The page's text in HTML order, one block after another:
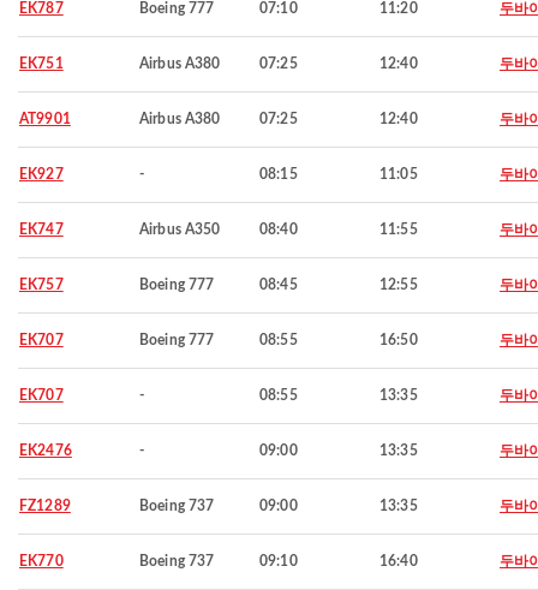
EK787 Boeing 777 07:10 11:20 두바
EK751 Airbus A380 07:25 12:40 두바
AT9901 Airbus A380 07:25 12:40 두바
EK927 - 08:15 11:05 두바
EK747 Airbus A350 08:40 11:55 두바
EK757 Boeing 777 08:45 12:55 두바
EK707 Boeing 777 08:55 16:50 두바
EK707 - 08:55 13:35 두바
EK2476 - 09:00 13:35 두바
FZ1289 Boeing 737 09:00 13:35 두바
EK770 Boeing 737 09:10 16:40 두바